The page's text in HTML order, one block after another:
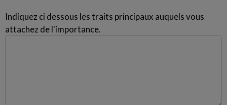
Indiquez ci dessous les traits principaux auquels vous
attachez de l'importance.